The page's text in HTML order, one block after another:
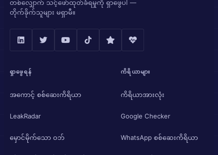
တစ်လျှောက် သင့်ဖော်ထုတ်ခံရမှုကို ရှာဖွေပါ —
တိုက်ခိုက်သူများ မရှာမီ။
ရှာဖွေရန်
အကောင့် စစ်ဆေးကိရိယာ
LeakRadar
မှောင်မိုက်သော ဝဘ်
ကိရိယာများ
ကိရိယာအားလုံး
Google Checker
WhatsApp စစ်ဆေးကိရိယာ